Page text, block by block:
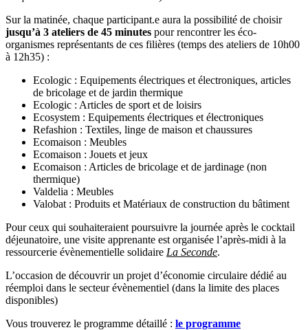
Sur la matinée, chaque participant.e aura la possibilité de choisir
jusqu’à 3 ateliers de 45 minutes pour rencontrer les éco-
organismes représentants de ces filières (temps des ateliers de 10h00
à 12h35) :
Ecologic : Equipements électriques et électroniques, articles
de bricolage et de jardin thermique
Ecologic : Articles de sport et de loisirs
Ecosystem : Equipements électriques et électroniques
Refashion : Textiles, linge de maison et chaussures
Ecomaison : Meubles
Ecomaison : Jouets et jeux
Ecomaison : Articles de bricolage et de jardinage (non
thermique)
Valdelia : Meubles
Valobat : Produits et Matériaux de construction du bâtiment
Pour ceux qui souhaiteraient poursuivre la journée après le cocktail
déjeunatoire, une visite apprenante est organisée l’après-midi à la
ressourcerie évènementielle solidaire La Seconde.
L’occasion de découvrir un projet d’économie circulaire dédié au
réemploi dans le secteur évènementiel (dans la limite des places
disponibles)
Vous trouverez le programme détaillé : le programme